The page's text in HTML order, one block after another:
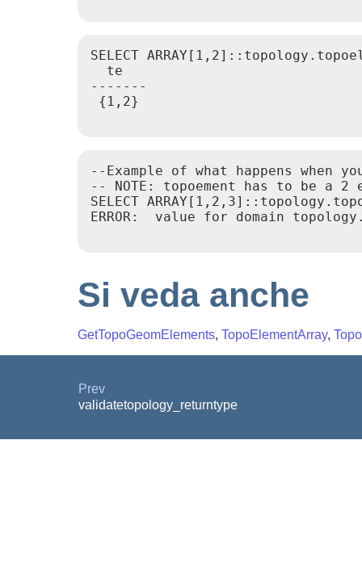
SELECT
  te
-------
{1,2}
--Example of what happens when
-- NOTE: topoement has to be a
SELECT
ERROR:  value for domain
Si veda anche
GetTopoGeomElements, TopoElementArray,
Prev
validatetopology_returntype